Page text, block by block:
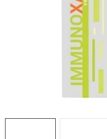
INFORMÁCIE O NÁKUPE